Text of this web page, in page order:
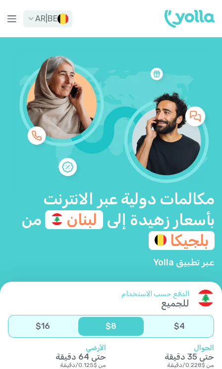
BE
AR
مكالمات دولية عبر الانترنت
بأسعار زهيدة إلى
لبنان
من
بلجيكا
عبر تطبيق Yolla
الدفع حسب الاستخدام
للجميع
$4
$8
$16
الجوال
حتى 35 دقيقة
من $
0.228
/دقيقة
الأرضي
حتى 64 دقيقة
من $
0.125
/دقيقة